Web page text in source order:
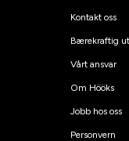
Kontakt oss
Bærekraftig
Vårt ansvar
Om Hööks
Jobb hos oss
Personvern